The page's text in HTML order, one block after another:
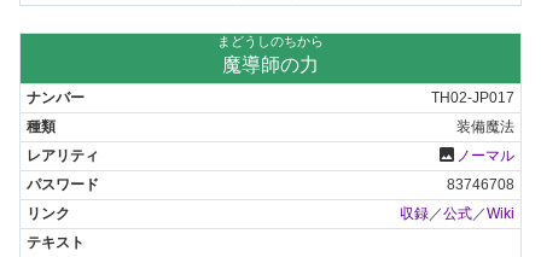
まどうしのちから
魔導師の力
TH02-JP017
装備魔法
photo ノーマル
83746708
収録／公式／Wiki